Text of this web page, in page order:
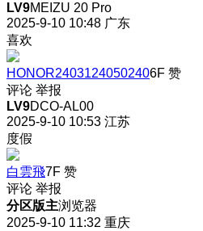
LV9MEIZU 20 Pro
2025-9-10 10:48 广东
喜欢
HONOR24031240502406F 赞
评论 举报
LV9DCO-AL00
2025-9-10 10:53 江苏
度假
白雲飛7F 赞
评论 举报
分区版主浏览器
2025-9-10 11:32 重庆